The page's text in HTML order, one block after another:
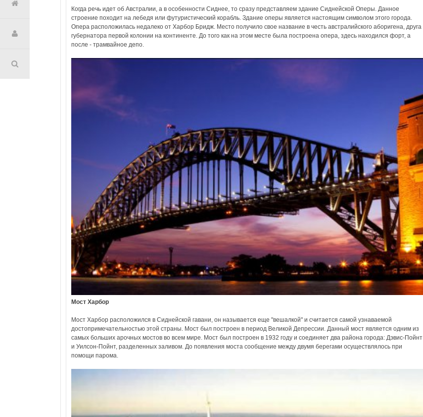
Когда речь идет об Австралии, а в особенности Сиднее, то сразу представляем здание Сиднейской Оперы. Данное
строение походит на лебедя или футуристический корабль. Здание оперы является настоящим символом этого города.
Опера расположилась недалеко от Харбор Бридж. Место получило свое название в честь австралийского аборигена, друга
губернатора первой колонии на континенте. До того как на этом месте была построена опера, здесь находился форт, а
после - трамвайное депо.
Мост Харбор
Мост Харбор расположился в Сиднейской гавани, он называется еще "вешалкой" и считается самой узнаваемой
достопримечательностью этой страны. Мост был построен в период Великой Депрессии. Данный мост является одним из
самых больших арочных мостов во всем мире. Мост был построен в 1932 году и соединяет два района города: Дэвис-Пойнт
и Уилсон-Пойнт, разделенных заливом. До появления моста сообщение между двумя берегами осуществлялось при
помощи парома.